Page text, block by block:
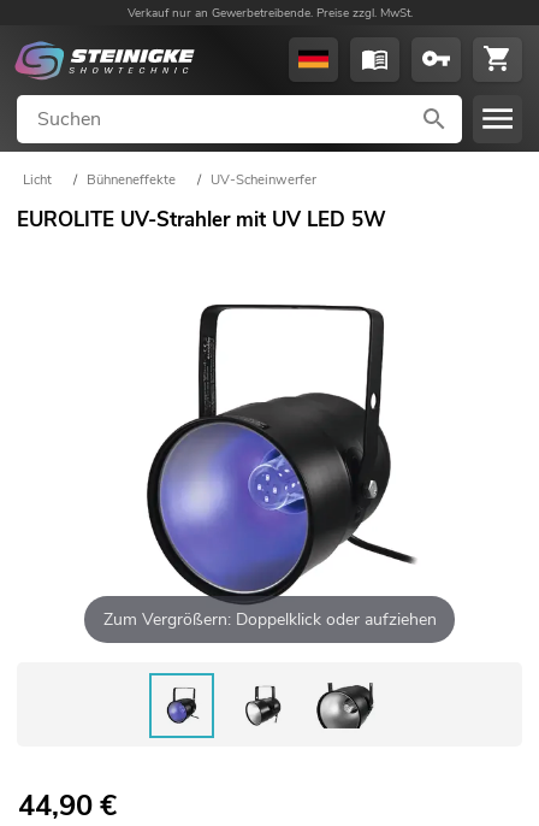
Verkauf nur an Gewerbetreibende. Preise zzgl. MwSt.
Licht / Bühneneffekte / UV-Scheinwerfer
EUROLITE UV-Strahler mit UV LED 5W
Zum Vergrößern: Doppelklick oder aufziehen
44,90€